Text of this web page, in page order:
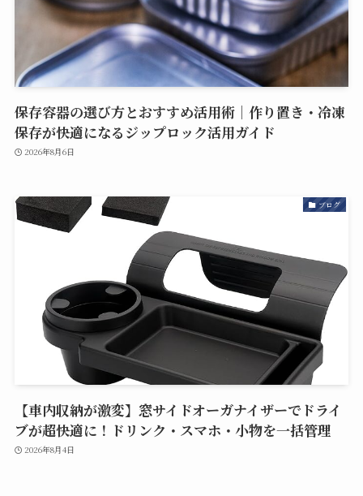
保存容器の選び方とおすすめ活用術｜作り置き・冷凍
保存が快適になるジップロック活用ガイド
2026年8月6日
ブログ
【車内収納が激変】窓サイドオーガナイザーでドライ
ブが超快適に！ドリンク・スマホ・小物を一括管理
2026年8月4日